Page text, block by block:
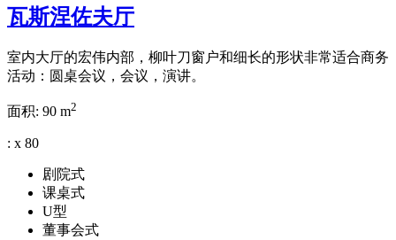
瓦斯涅佐夫厅
室内大厅的宏伟内部，柳叶刀窗户和细长的形状非常适合商务
活动：圆桌会议，会议，演讲。
面积: 90 m2
: x 80
剧院式
课桌式
U型
董事会式